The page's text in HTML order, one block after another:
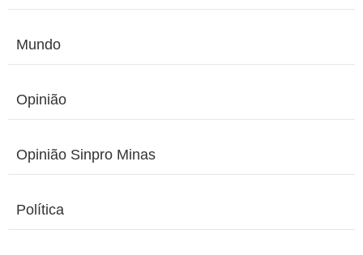
Mundo
Opinião
Opinião Sinpro Minas
Política